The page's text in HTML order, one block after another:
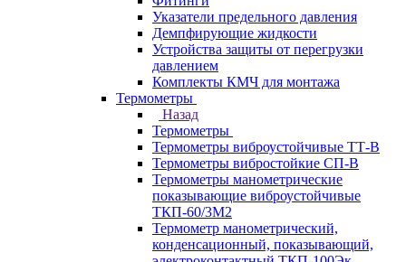
Указатели предельного давления
Демпфирующие жидкости
Устройства защиты от перегрузки
давлением
Комплекты КМЧ для монтажа
Термометры
Назад
Термометры
Термометры виброустойчивые ТТ-В
Термометры вибростойкие СП-В
Термометры манометрические
показывающие виброустойчивые
ТКП-60/3М2
Термометр манометрический,
конденсационный, показывающий,